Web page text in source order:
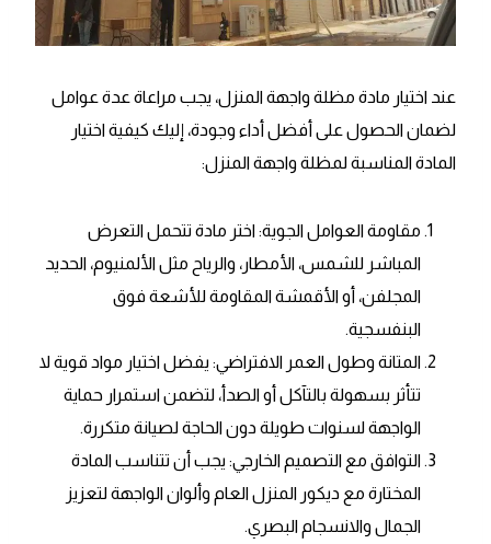
عند اختيار مادة مظلة واجهة المنزل، يجب مراعاة عدة عوامل
لضمان الحصول على أفضل أداء وجودة، إليك كيفية اختيار
المادة المناسبة لمظلة واجهة المنزل:
مقاومة العوامل الجوية: اختر مادة تتحمل التعرض
المباشر للشمس، الأمطار، والرياح مثل الألمنيوم، الحديد
المجلفن، أو الأقمشة المقاومة للأشعة فوق
البنفسجية.
المتانة وطول العمر الافتراضي: يفضل اختيار مواد قوية لا
تتأثر بسهولة بالتآكل أو الصدأ، لتضمن استمرار حماية
الواجهة لسنوات طويلة دون الحاجة لصيانة متكررة.
التوافق مع التصميم الخارجي: يجب أن تتناسب المادة
المختارة مع ديكور المنزل العام وألوان الواجهة لتعزيز
الجمال والانسجام البصري.